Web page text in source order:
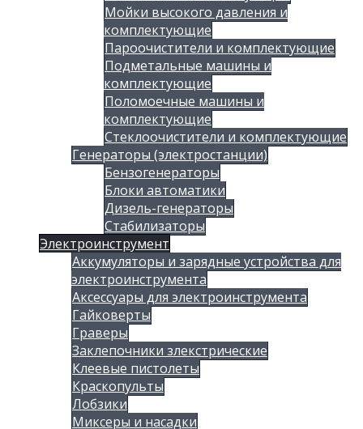
Мойки высокого давления и
комплектующие
Пароочистители и комплектующие
Подметальные машины и
комплектующие
Поломоечные машины и
комплектующие
Стеклоочистители и комплектующие
Генераторы (электростанции)
Бензогенераторы
Блоки автоматики
Дизель-генераторы
Стабилизаторы
Электроинструмент
Аккумуляторы и зарядные устройства для
электроинструмента
Аксессуары для электроинструмента
Гайковерты
Граверы
Заклепочники злекстрические
Клеевые пистолеты
Краскопульты
Лобзики
Миксеры и насадки